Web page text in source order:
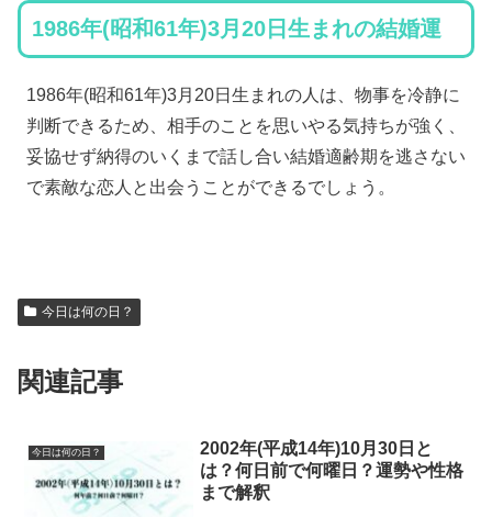
1986年(昭和61年)3月20日生まれの結婚運
1986年(昭和61年)3月20日生まれの人は、物事を冷静に
判断できるため、相手のことを思いやる気持ちが強く、
妥協せず納得のいくまで話し合い結婚適齢期を逃さない
で素敵な恋人と出会うことができるでしょう。
今日は何の日？
関連記事
今日は何の日？
2002年(平成14年)10月30日と
は？何日前で何曜日？運勢や性格
まで解釈